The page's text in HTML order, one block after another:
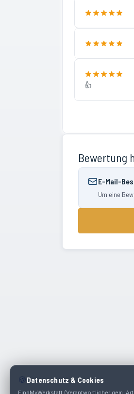
👍
Bewertung
E-Mail-
Um eine
🍪 Datenschutz & Cookies
FindMyWerkstatt (Verantwortlicher gem.